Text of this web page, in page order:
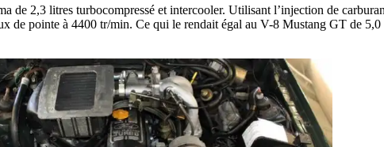
2,3 litres turbocompressé et intercooler. Utilisant l’injection de
pointe à 4400 tr/min. Ce qui le rendait égal au V-8 Mustang GT de 5,0